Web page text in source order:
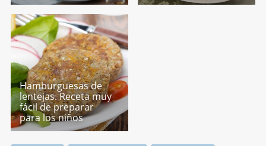
Hamburguesas de
lentejas. Receta muy
fácil de preparar
para los niños